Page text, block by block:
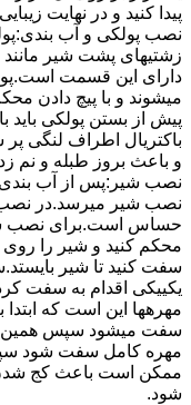
پیدا کنید و در نهایت
نصب پولکی و آب
زشتیهای پشت شیر
دارای این قسمت
میشوند و با پیچ دادن
پیش از بستن پولکی باید
باکتریال اطراف لنگی
و باعث بروز طبله و نم
نصب شیر:پس از آب
نصب شیر میرسد.در نصب
حساس است.برای نصب شیر
محکم کنید و شیر را روی
سفت کنید تا شیر
یکییکی اقدام به سفت
مهرهها این است که
سفت میشود سپس همین
مهره کامل سفت شود
ممکن است باعث کج شدن
شود.